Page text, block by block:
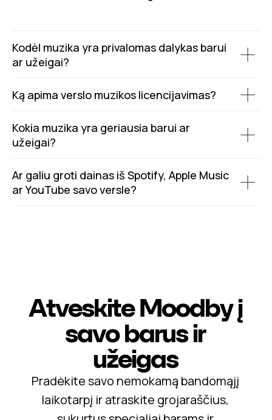
Kodėl muzika yra privalomas dalykas barui
ar užeigai?
Ką apima verslo muzikos licencijavimas?
Kokia muzika yra geriausia barui ar
užeigai?
Ar galiu groti dainas iš Spotify, Apple Music
ar YouTube savo versle?
Atveskite Moodby į
savo barus ir
užeigas
Pradėkite savo nemokamą bandomąjį
laikotarpį ir atraskite grojaraščius,